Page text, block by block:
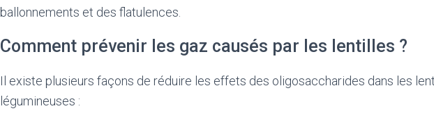
ballonnements et des flatulences.
Comment prévenir les gaz causés par les lentilles ?
Il existe plusieurs façons de réduire les effets des oligosaccharides dans les
légumineuses :